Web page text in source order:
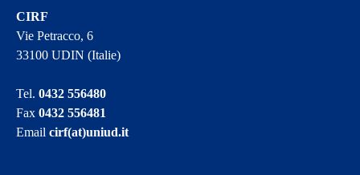
CIRF
Vie Petracco, 6
33100 UDIN (Italie)
Tel.0432 556480
Fax0432 556481
Emailcirf(at)uniud.it